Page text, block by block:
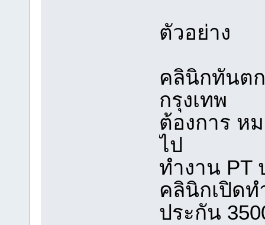
ตัวอย่าง
คลินิกทันต
กรุงเทพ
ต้องการ ห
ไป
ทำงาน PT
คลินิกเปิดท
ประกัน